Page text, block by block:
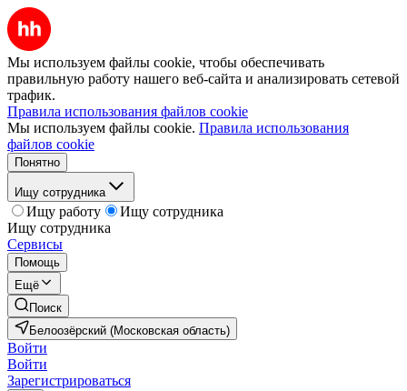
Мы используем файлы cookie, чтобы обеспечивать
правильную работу нашего веб-сайта и анализировать сетевой
трафик.
Правила использования файлов cookie
Мы используем файлы cookie. Правила использования
файлов cookie
Понятно
Ищу сотрудника
Ищу работу
Ищу сотрудника
Ищу сотрудника
Сервисы
Помощь
Ещё
Поиск
Белоозёрский (Московская область)
Войти
Войти
Зарегистрироваться